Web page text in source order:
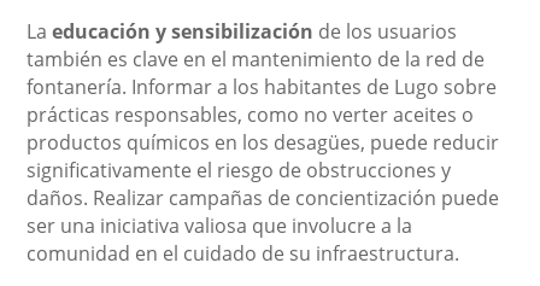
Laeducación y sensibilización de los usuarios
también es clave en el mantenimiento de la red de
fontanería. Informar a los habitantes de Lugo sobre
prácticas responsables, como no verter aceites o
productos químicos en los desagües, puede reducir
significativamente el riesgo de obstrucciones y
daños. Realizar campañas de concientización puede
ser una iniciativa valiosa que involucre a la
comunidad en el cuidado de su infraestructura.